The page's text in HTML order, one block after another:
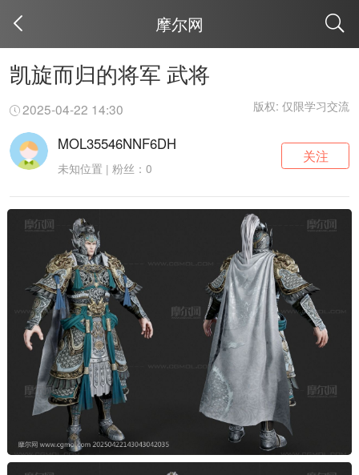
摩尔网
凯旋而归的将军 武将
2025-04-22 14:30 版权: 仅限学习交流
MOL35546NNF6DH
未知位置 | 粉丝：0
关注
取消